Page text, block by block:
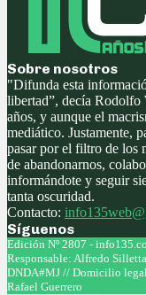
Sobre nosotros
"Difunda esta
libertad”, decía Rodolfo
años, y aunque el
mediático. Justamente,
pasar por el filtro de los
de abandonarnos,
informándote y seguir
tanta oscuridad.
Contacto:
Síguenos
Facebook
Twitter
Instagram
Youtube
Edición Nº 2807 -
Responsable: Alfredo
DNDA#MJ // Domicilio
Rafael Guerrero